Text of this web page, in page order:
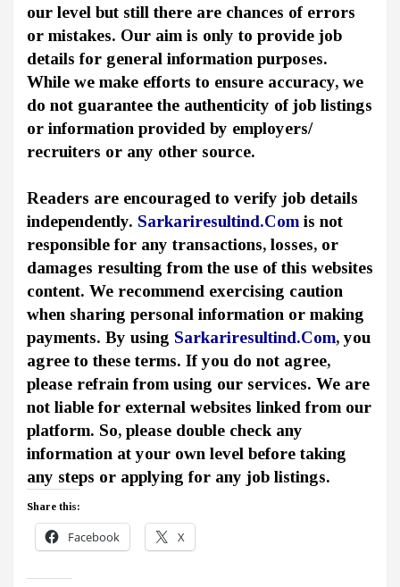
our level but still there are chances of errors
or mistakes. Our aim is only to provide job
details for general information purposes.
While we make efforts to ensure accuracy, we
do not guarantee the authenticity of job listings
or information provided by employers/
recruiters or any other source.
Readers are encouraged to verify job details
independently. Sarkariresultind.Com is not
responsible for any transactions, losses, or
damages resulting from the use of this websites
content. We recommend exercising caution
when sharing personal information or making
payments. By using Sarkariresultind.Com, you
agree to these terms. If you do not agree,
please refrain from using our services. We are
not liable for external websites linked from our
platform. So, please double check any
information at your own level before taking
any steps or applying for any job listings.
Share this:
Facebook X